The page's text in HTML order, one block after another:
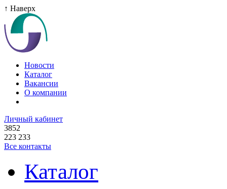
↑ Наверх
Новости
Каталог
Вакансии
О компании
Личный кабинет
3852
223 233
Все контакты
Каталог